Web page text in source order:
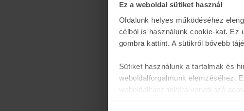
Ez a weboldal sütiket használ
Oldalunk helyes működéséhez
célból is használunk cookie-kat. Ez
gombra kattint. A sütikről bővebb
Sütiket használunk a tartalmak és
weboldalforgalmunk elemzéséhez.
weboldalhasználatra vonatkozó